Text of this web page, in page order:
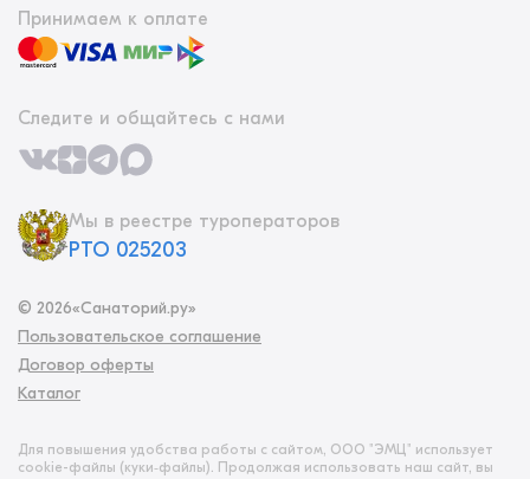
Принимаем к оплате
Следите и общайтесь с нами
Мы в реестре туроператоров
РТО 025203
© 2026«Санаторий.ру»
Пользовательское соглашение
Договор оферты
Каталог
Для повышения удобства работы с сайтом, ООО "ЭМЦ" использует
cookie-файлы (куки‑файлы). Продолжая использовать наш сайт, вы